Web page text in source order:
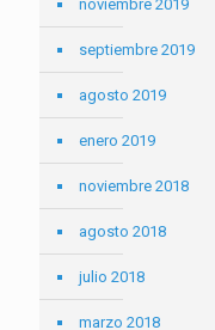
noviembre 2019
septiembre 2019
agosto 2019
enero 2019
noviembre 2018
agosto 2018
julio 2018
marzo 2018